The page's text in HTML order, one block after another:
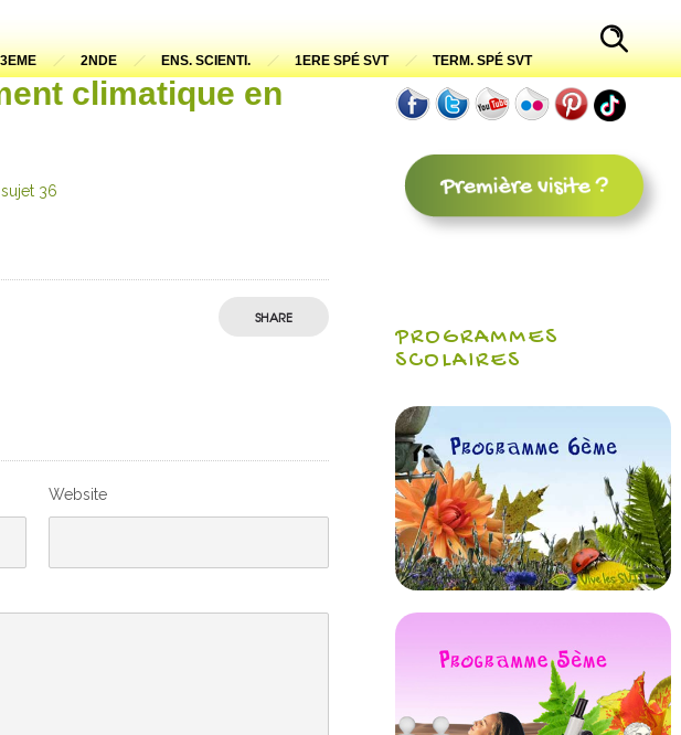
3EME 2NDE ENS. SCIENTI. 1ERE SPÉ SVT TERM. SPÉ SVT
climatique en
36
SHARE
Website
PROGRAMMES
SCOLAIRES